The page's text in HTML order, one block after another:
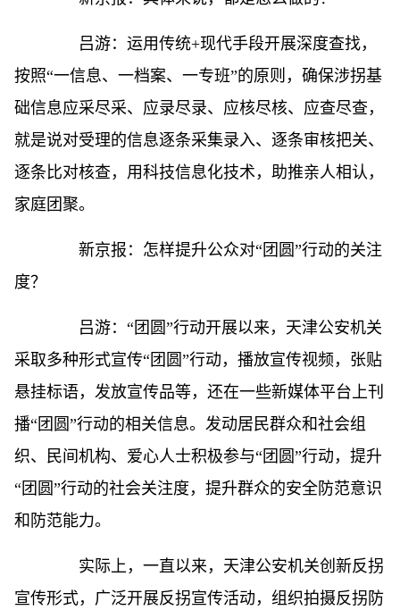
吕游：运用传统+现代手段开展深度查找，
按照“一信息、一档案、一专班”的原则，确保涉拐基
础信息应采尽采、应录尽录、应核尽核、应查尽查，
就是说对受理的信息逐条采集录入、逐条审核把关、
逐条比对核查，用科技信息化技术，助推亲人相认，
家庭团聚。
新京报：怎样提升公众对“团圆”行动的关注
度？
吕游：“团圆”行动开展以来，天津公安机关
采取多种形式宣传“团圆”行动，播放宣传视频，张贴
悬挂标语，发放宣传品等，还在一些新媒体平台上刊
播“团圆”行动的相关信息。发动居民群众和社会组
织、民间机构、爱心人士积极参与“团圆”行动，提升
“团圆”行动的社会关注度，提升群众的安全防范意识
和防范能力。
实际上，一直以来，天津公安机关创新反拐
宣传形式，广泛开展反拐宣传活动，组织拍摄反拐防